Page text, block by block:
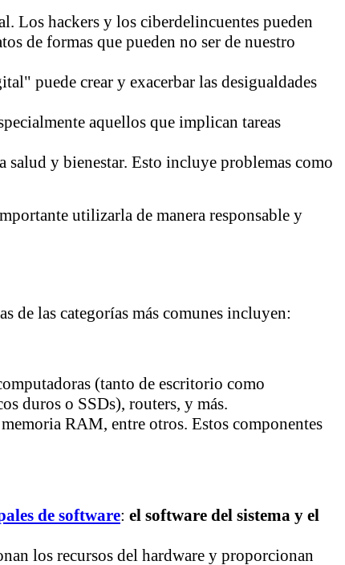
Los hackers y los ciberdelincuentes pueden
de formas que pueden no ser de nuestro
puede crear y exacerbar las desigualdades
aquellos que implican tareas
y bienestar. Esto incluye problemas como
utilizarla de manera responsable y
de las categorías más comunes incluyen:
(tanto de escritorio como
duros o SSDs), routers, y más.
RAM, entre otros. Estos componentes
de software: el software del sistema y el
los recursos del hardware y proporcionan